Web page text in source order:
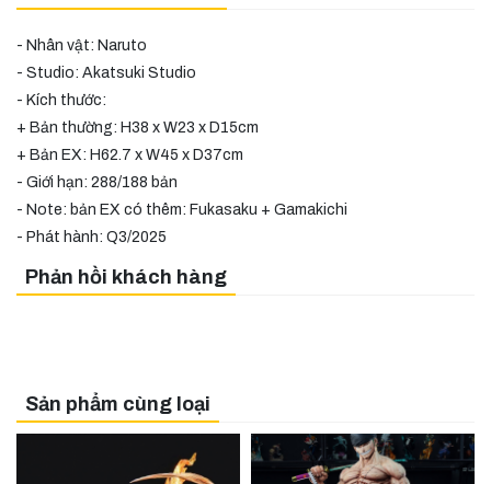
- Nhân vật: Naruto
- Studio: Akatsuki Studio
- Kích thước:
+ Bản thường: H38 x W23 x D15cm
+ Bản EX: H62.7 x W45 x D37cm
- Giới hạn: 288/188 bản
- Note: bản EX có thêm: Fukasaku + Gamakichi
- Phát hành: Q3/2025
Phản hồi khách hàng
Sản phẩm cùng loại